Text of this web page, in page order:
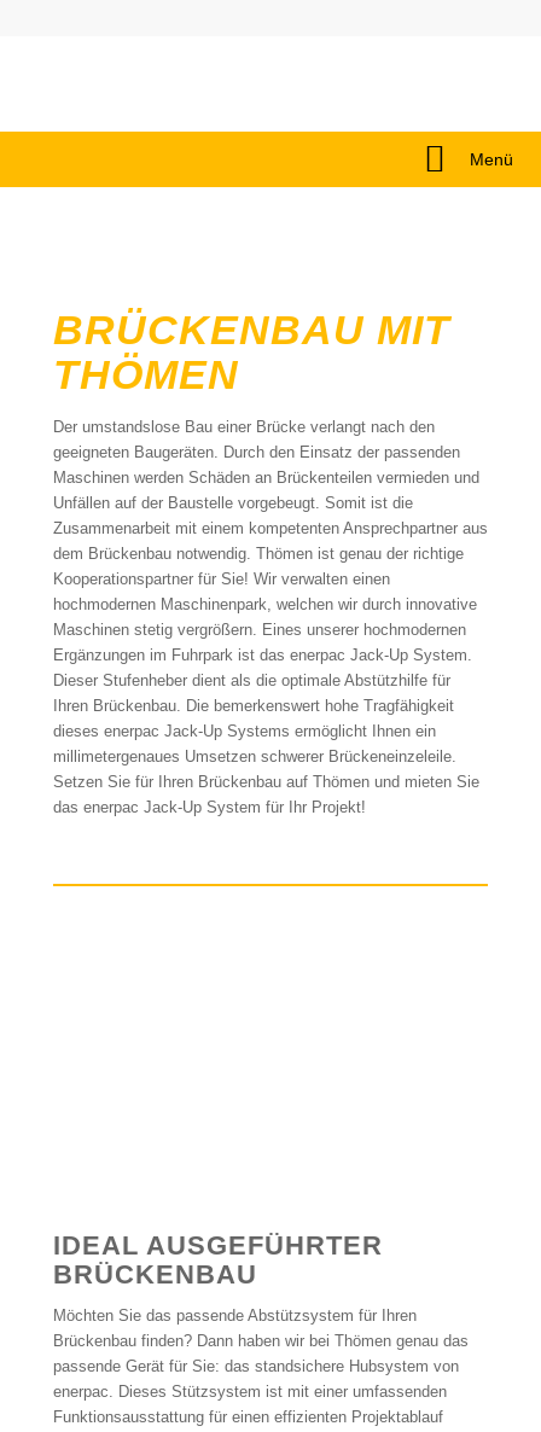
Menü
BRÜCKENBAU MIT
THÖMEN
Der umstandslose Bau einer Brücke verlangt nach den
geeigneten Baugeräten. Durch den Einsatz der passenden
Maschinen werden Schäden an Brückenteilen vermieden und
Unfällen auf der Baustelle vorgebeugt. Somit ist die
Zusammenarbeit mit einem kompetenten Ansprechpartner aus
dem Brückenbau notwendig. Thömen ist genau der richtige
Kooperationspartner für Sie! Wir verwalten einen
hochmodernen Maschinenpark, welchen wir durch innovative
Maschinen stetig vergrößern. Eines unserer hochmodernen
Ergänzungen im Fuhrpark ist das enerpac Jack-Up System.
Dieser Stufenheber dient als die optimale Abstützhilfe für
Ihren Brückenbau. Die bemerkenswert hohe Tragfähigkeit
dieses enerpac Jack-Up Systems ermöglicht Ihnen ein
millimetergenaues Umsetzen schwerer Brückeneinzeleile.
Setzen Sie für Ihren Brückenbau auf Thömen und mieten Sie
das enerpac Jack-Up System für Ihr Projekt!
IDEAL AUSGEFÜHRTER
BRÜCKENBAU
Möchten Sie das passende Abstützsystem für Ihren
Brückenbau finden? Dann haben wir bei Thömen genau das
passende Gerät für Sie: das standsichere Hubsystem von
enerpac. Dieses Stützsystem ist mit einer umfassenden
Funktionsausstattung für einen effizienten Projektablauf